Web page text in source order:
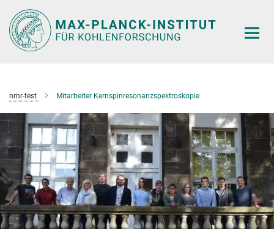
Hauptinhalt
nmr-test Mitarbeiter Kernspinresonanzspektroskopie